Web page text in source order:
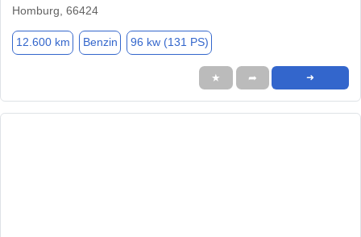
Homburg, 66424
12.600 km Benzin 96 kw (131 PS)
★ ➦ ➜